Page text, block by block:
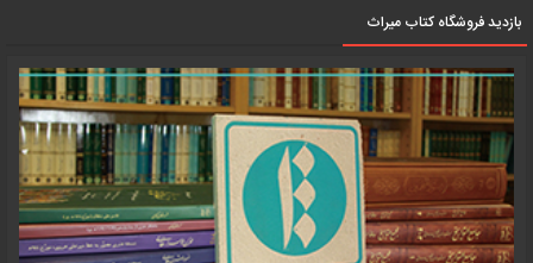
بازدید فروشگاه کتاب میراث